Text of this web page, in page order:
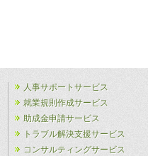
人事サポートサービス
就業規則作成サービス
助成金申請サービス
トラブル解決支援サービス
コンサルティングサービス